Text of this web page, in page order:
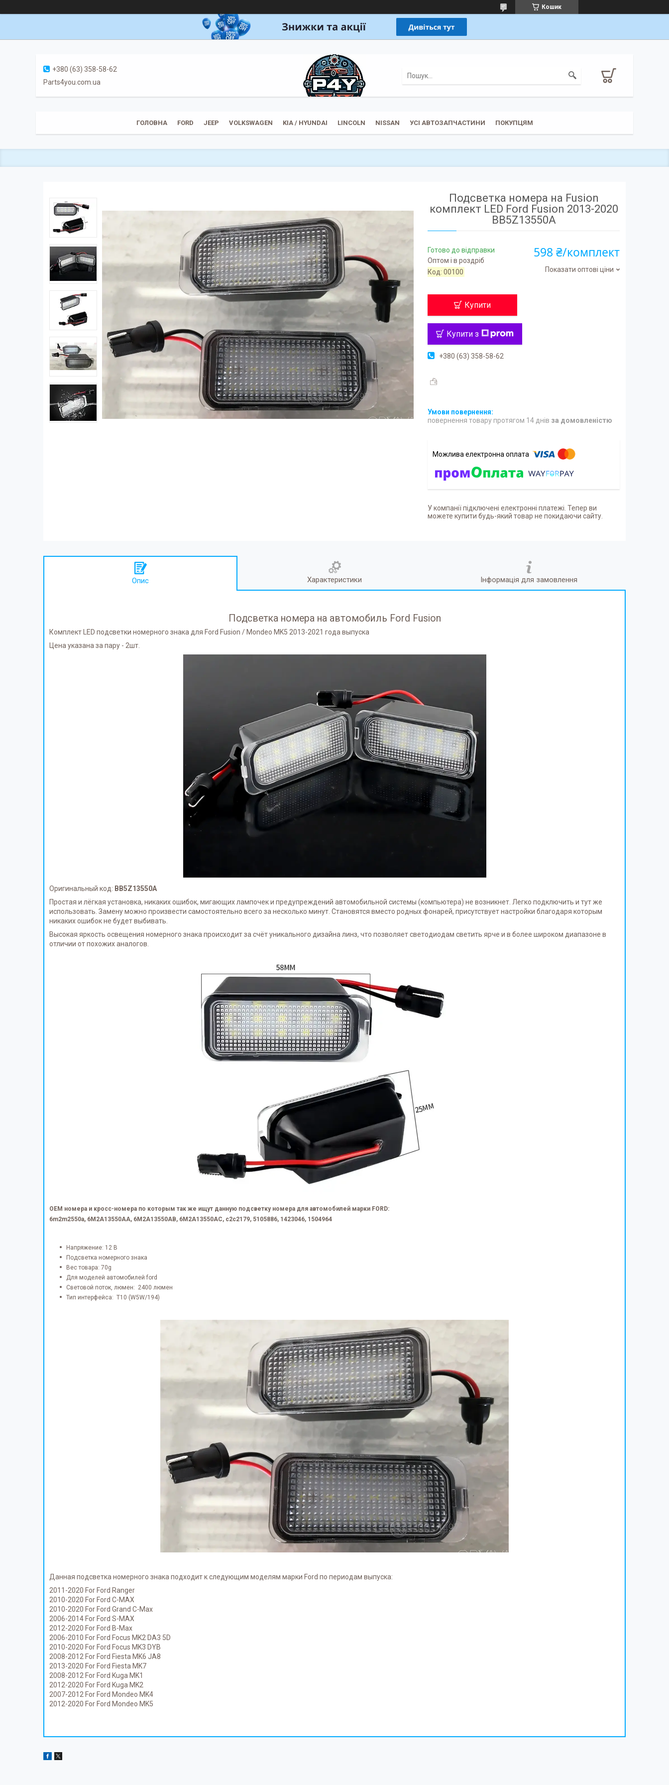
Кошик
+380 (63) 358-58-62
Parts4you.com.ua
ГОЛОВНА FORD JEEP VOLKSWAGEN KIA / HYUNDAI LINCOLN NISSAN УСІ АВТОЗАПЧАСТИНИ ПОКУПЦЯМ
Подсветка номера на Fusion
комплект LED Ford Fusion 2013-2020
BB5Z13550A
Готово до відправки
Оптом і в роздріб
Код:00100
598 ₴/комплект
Показати оптові ціни
Купити
Купити з
+380 (63) 358-58-62
повернення товару протягом 14 днів за домовленістю
У компанії підключені електронні платежі. Тепер ви
можете купити будь-який товар не покидаючи сайту.
Опис Характеристики Інформація для замовлення
Подсветка номера на автомобиль Ford Fusion
Комплект LED подсветки номерного знака для Ford Fusion / Mondeo MK5 2013-2021 года выпуска
Цена указана за пару - 2шт.
Оригинальный код: BB5Z13550A
Простая и лёгкая установка, никаких ошибок, мигающих лампочек и предупреждений автомобильной системы (компьютера) не возникнет. Легко подключить и тут же
использовать. Замену можно произвести самостоятельно всего за несколько минут. Становятся вместо родных фонарей, присутствует настройки благодаря которым
никаких ошибок не будет выбивать.
Высокая яркость освещения номерного знака происходит за счёт уникального дизайна линз, что позволяет светодиодам светить ярче и в более широком диапазоне в
отличии от похожих аналогов.
OEM номера и кросс-номера по которым так же ищут данную подсветку номера для автомобилей марки FORD:
6m2m2550a, 6M2A13550AA, 6M2A13550AB, 6M2A13550AC, c2c2179, 5105886, 1423046, 1504964
Напряжение: 12 В
Подсветка номерного знака
Вес товара: 70g
Для моделей автомобилей ford
Световой поток, люмен: 2400 люмен
Тип интерфейса: T10 (W5W/194)
Данная подсветка номерного знака подходит к следующим моделям марки Ford по периодам выпуска:
2011-2020 For Ford Ranger
2010-2020 For Ford C-MAX
2010-2020 For Ford Grand C-Max
2006-2014 For Ford S-MAX
2012-2020 For Ford B-Max
2006-2010 For Ford Focus MK2 DA3 5D
2010-2020 For Ford Focus MK3 DYB
2008-2012 For Ford Fiesta MK6 JA8
2013-2020 For Ford Fiesta MK7
2008-2012 For Ford Kuga MK1
2012-2020 For Ford Kuga MK2
2007-2012 For Ford Mondeo MK4
2012-2020 For Ford Mondeo MK5